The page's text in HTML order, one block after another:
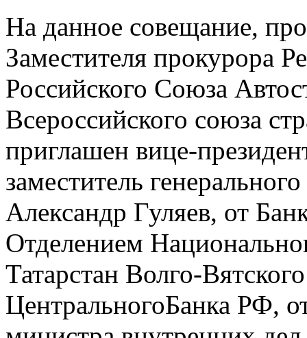
На данное совещание,
Заместителя прокурора
Российского Союза
Всероссийского союза
приглашен вице-
заместитель
Александр Гуляев, от
Отделением
Татарстан Волго-
ЦентральногоБанка РФ,